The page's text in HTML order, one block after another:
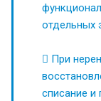
отдельных
При
списание и